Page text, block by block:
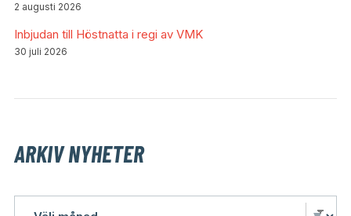
2 augusti 2026
Inbjudan till Höstnatta i regi av VMK
30 juli 2026
ARKIV NYHETER